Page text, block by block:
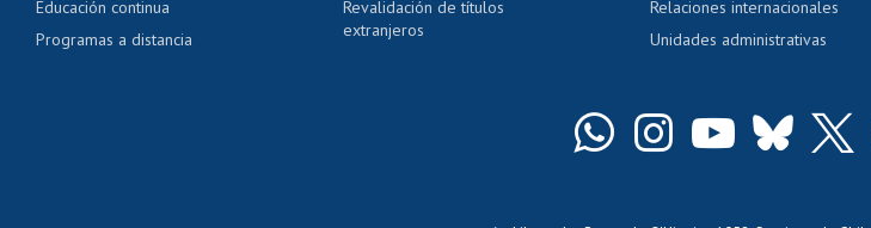
Educación continua
Programas a distancia
Revalidación de títulos
extranjeros
Relaciones internacionales
Unidades administrativas